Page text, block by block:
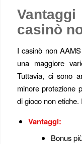
casinò
I casinò non
una maggiore
Tuttavia, ci sono
minore protezione
di gioco non etiche.
Vantaggi:
Bonus